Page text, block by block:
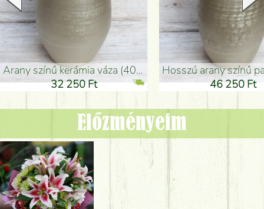
arany színű kerámia váza (40x26cm)
32 250 Ft
hosszú arany színű
46 250 Ft
Előzményeim